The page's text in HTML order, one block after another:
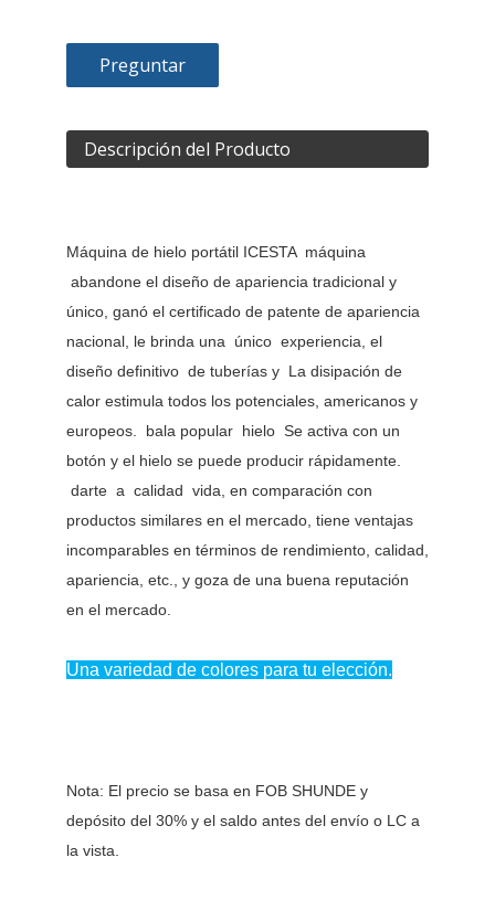
Preguntar
Descripción del Producto
Máquina de hielo portátil ICESTA máquina
abandone el diseño de apariencia tradicional y
único, ganó el certificado de patente de apariencia
nacional, le brinda una único experiencia, el
diseño definitivo de tuberías y La disipación de
calor estimula todos los potenciales, americanos y
europeos. bala popular hielo Se activa con un
botón y el hielo se puede producir rápidamente.
darte a calidad vida, en comparación con
productos similares en el mercado, tiene ventajas
incomparables en términos de rendimiento, calidad,
apariencia, etc., y goza de una buena reputación
en el mercado.
Una variedad de colores para tu elección.
Nota: El precio se basa en FOB SHUNDE y
depósito del 30% y el saldo antes del envío o LC a
la vista.